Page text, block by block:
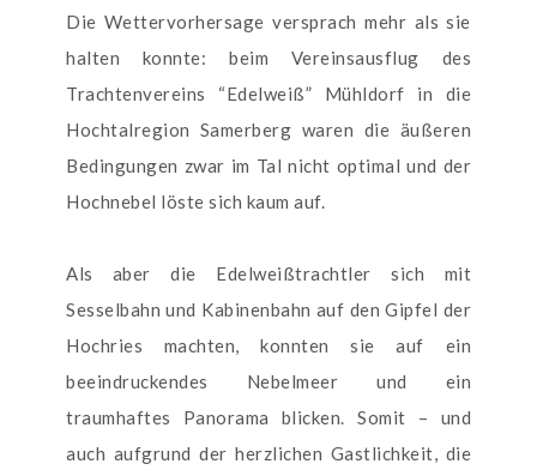
Die Wettervorhersage versprach mehr als sie
halten konnte: beim Vereinsausflug des
Trachtenvereins “Edelweiß” Mühldorf in die
Hochtalregion Samerberg waren die äußeren
Bedingungen zwar im Tal nicht optimal und der
Hochnebel löste sich kaum auf.
Als aber die Edelweißtrachtler sich mit
Sesselbahn und Kabinenbahn auf den Gipfel der
Hochries machten, konnten sie auf ein
beeindruckendes Nebelmeer und ein
traumhaftes Panorama blicken. Somit – und
auch aufgrund der herzlichen Gastlichkeit, die